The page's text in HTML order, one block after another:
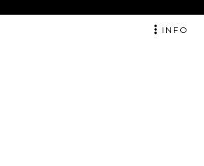
INFO